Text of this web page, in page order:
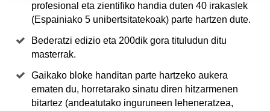
profesional eta zientifiko handia duten 40 irakaslek
(Espainiako 5 unibertsitatekoak) parte hartzen dute.
Bederatzi edizio eta 200dik gora tituludun ditu
masterrak.
Gaikako bloke handitan parte hartzeko aukera
ematen du, horretarako sinatu diren hitzarmenen
bitartez (andeatutako inguruneen leheneratzea,